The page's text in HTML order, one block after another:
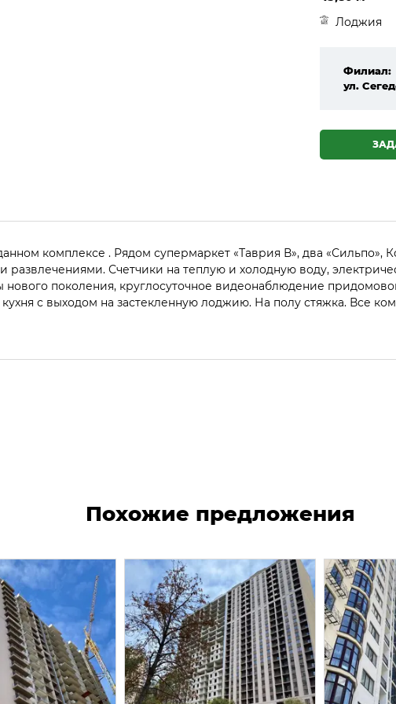
Лоджия
Филиал:
ул.
комплексе . Рядом супермаркет «Таврия В», два «Сильпо»,
Счетчики на теплую и холодную воду,
поколения, круглосуточное видеонаблюдение
с выходом на застекленную лоджию. На полу стяжка. Все
Похожие предложения